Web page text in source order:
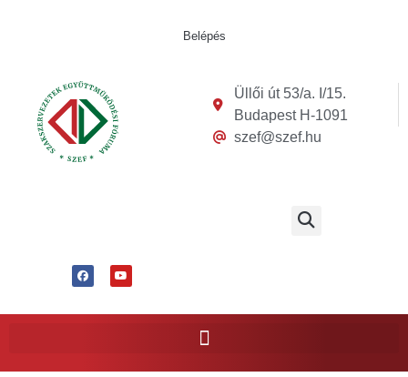
Belépés
Üllői út 53/a. I/15.
Budapest H-1091
szef@szef.hu